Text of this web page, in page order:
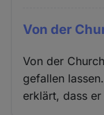
Von der
Von der
gefallen
erklärt, dass